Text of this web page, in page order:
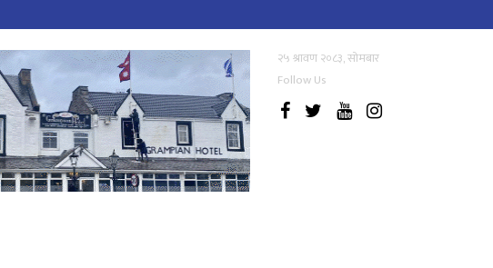
२५ श्रावण २०८३, सोमबार
Follow Us